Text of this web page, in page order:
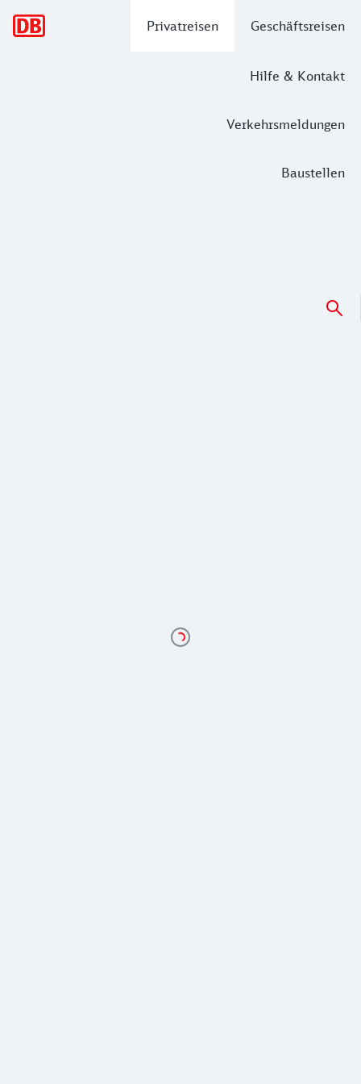
Privatreisen Geschäftsreisen
Hilfe & Kontakt
Verkehrsmeldungen
Baustellen